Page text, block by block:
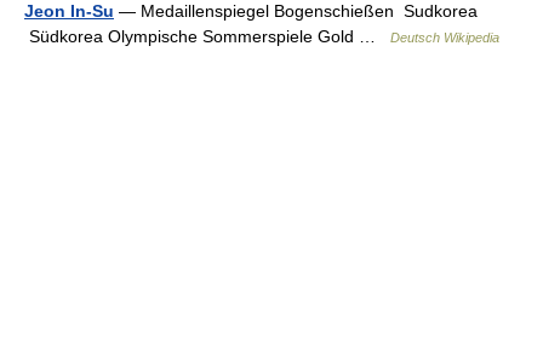
Jeon In-Su — Medaillenspiegel Bogenschießen Sudkorea
Südkorea Olympische Sommerspiele Gold …
Deutsch Wikipedia